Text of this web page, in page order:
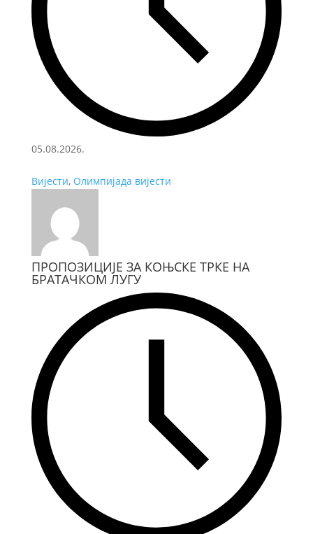
05.08.2026.
Вијести, Олимпијада вијести
ПРОПОЗИЦИЈЕ ЗА КОЊСКЕ ТРКЕ НА
БРАТАЧКОМ ЛУГУ